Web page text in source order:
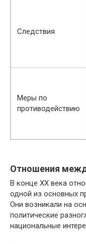
Следствия
Меры по
противодействию
Отношения
В конце ХХ века
одной из основных
Они возникали на
политические
национальные